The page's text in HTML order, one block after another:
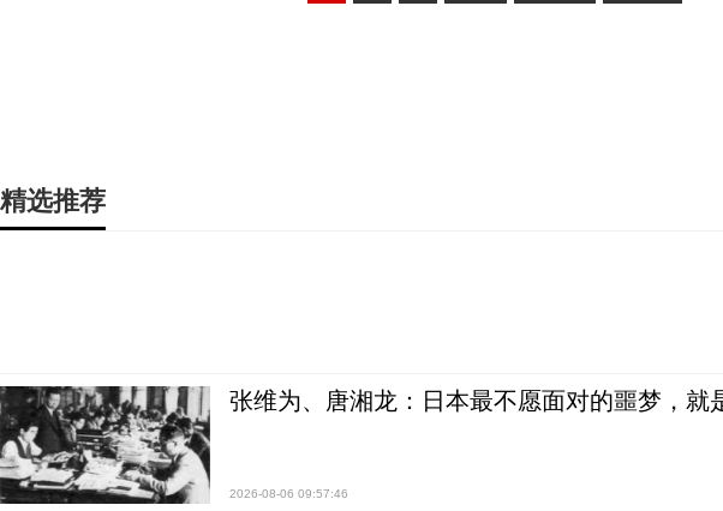
精选推荐
张维为、唐湘龙：日本最不愿面对的噩梦，就
2026-08-06 09:57:46